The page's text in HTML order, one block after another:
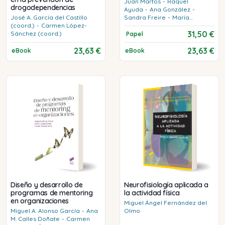
drogodependencias
José A. García del Castillo
(coord.) - Carmen López-
Sánchez (coord.)
eBook 23,63 €
Ayuda - Ana González -
Sandra Freire - María
Llorente
Papel
31,50 €
eBook 23,63 €
Diseño y desarrollo de
programas de mentoring
en organizaciones
Miguel A. Alonso García - Ana
M. Calles Doñate - Carmen
Neurofisiología aplicada a
la actividad física
Miguel Ángel Fernández del
Olmo